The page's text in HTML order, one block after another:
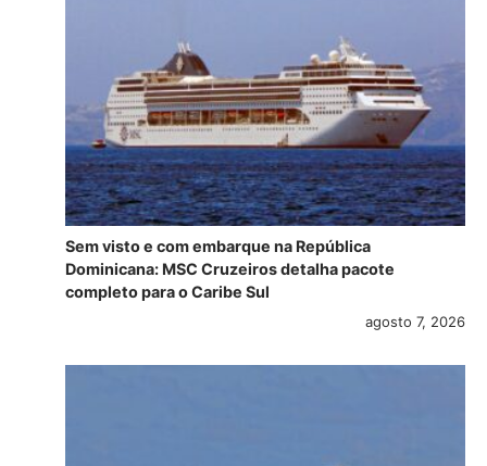
Sem visto e com embarque na República
Dominicana: MSC Cruzeiros detalha pacote
completo para o Caribe Sul
agosto 7, 2026